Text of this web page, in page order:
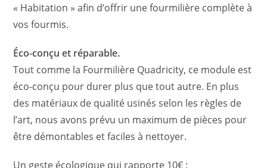
« Habitation » afin d’offrir une fourmilière complète à
vos fourmis.
Éco-conçu et réparable.
Tout comme la Fourmilière Quadricity, ce module est
éco-conçu pour durer plus que tout autre. En plus
des matériaux de qualité usinés selon les règles de
l’art, nous avons prévu un maximum de pièces pour
être démontables et faciles à nettoyer.
Un geste écologique qui rapporte 10€ :